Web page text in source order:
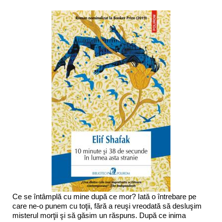
Ce se întâmplă cu mine după ce mor? Iată o întrebare pe
care ne-o punem cu toţii, fără a reuşi vreodată să desluşim
misterul morţii şi să găsim un răspuns. După ce inima